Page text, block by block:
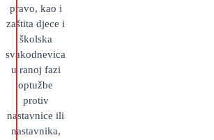
pravo, kao i
zaštita djece i
školska
svakodnevica
u ranoj fazi
optužbe
protiv
nastavnice ili
nastavnika,